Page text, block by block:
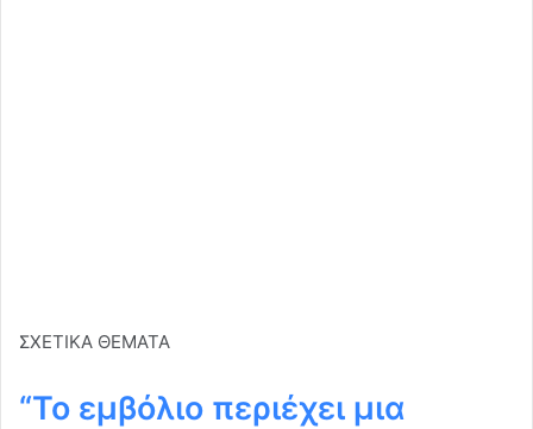
ΣΧΕΤΙΚΑ ΘΕΜΑΤΑ
“Το εμβόλιο περιέχει μια